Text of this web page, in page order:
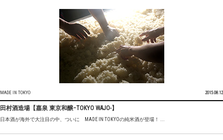
MADE IN TOKYO 2015.08.12
田村酒造場【嘉泉 東京和醸−TOKYO WAJO-】
日本酒が海外で大注目の中、ついに MADE IN TOKYOの純米酒が登場！ ...